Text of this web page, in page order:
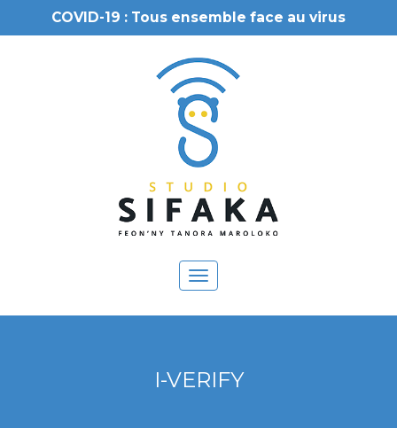
COVID-19 : Tous ensemble face au virus
Toggle
navigation
I-VERIFY